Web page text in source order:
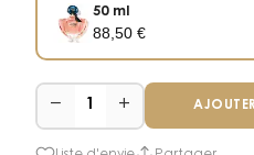
50 ml
88,50€
− 1 +